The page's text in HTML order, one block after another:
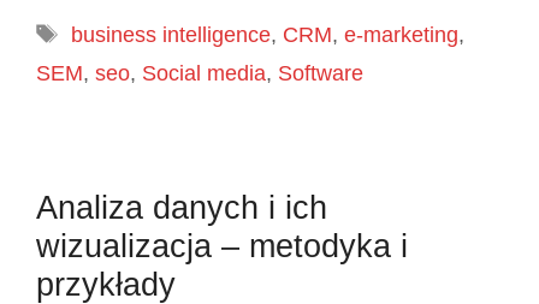
Tagi
business intelligence, CRM, e-marketing,
SEM, seo, Social media, Software
Analiza danych i ich
wizualizacja – metodyka i
przykłady